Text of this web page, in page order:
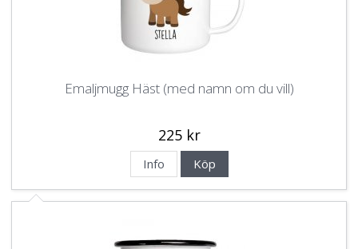
Emaljmugg Häst (med namn om du vill)
225 kr
Info Köp